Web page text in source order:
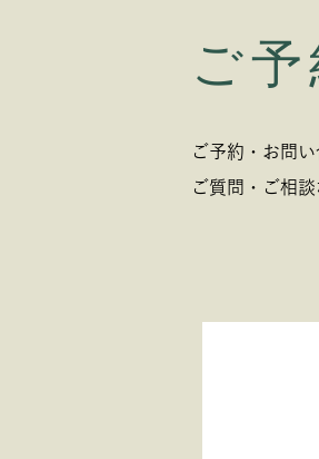
ご予
ご予約・お問
ご質問・ご相